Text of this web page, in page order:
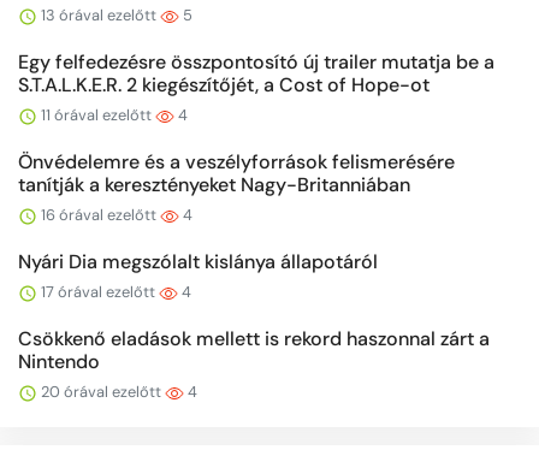
13 órával ezelőtt 5
Egy felfedezésre összpontosító új trailer mutatja be a
S.T.A.L.K.E.R. 2 kiegészítőjét, a Cost of Hope-ot
11 órával ezelőtt 4
Önvédelemre és a veszélyforrások felismerésére
tanítják a keresztényeket Nagy-Britanniában
16 órával ezelőtt 4
Nyári Dia megszólalt kislánya állapotáról
17 órával ezelőtt 4
Csökkenő eladások mellett is rekord haszonnal zárt a
Nintendo
20 órával ezelőtt 4